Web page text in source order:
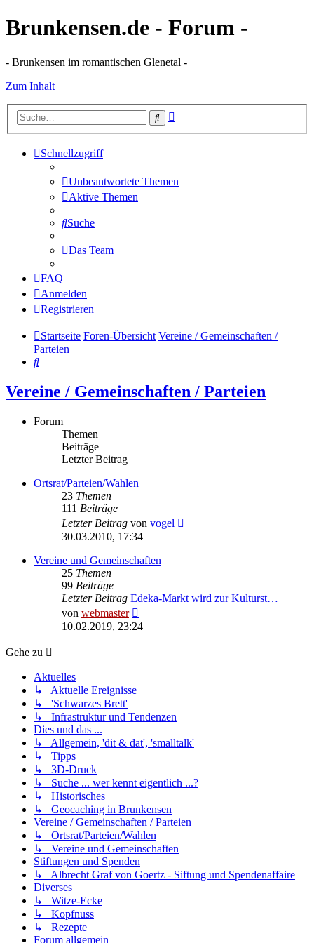
Brunkensen.de - Forum -
- Brunkensen im romantischen Glenetal -
Zum Inhalt
Suche
Schnellzugriff
Unbeantwortete Themen
Aktive Themen
Suche
Das Team
FAQ
Anmelden
Registrieren
Startseite Foren-Übersicht Vereine / Gemeinschaften /
Parteien
Suche
Vereine / Gemeinschaften / Parteien
Forum
Themen
Beiträge
Letzter Beitrag
Ortsrat/Parteien/Wahlen
23 Themen
111 Beiträge
Letzter Beitrag von vogel
30.03.2010, 17:34
Vereine und Gemeinschaften
25 Themen
99 Beiträge
Letzter Beitrag Edeka-Markt wird zur Kulturst…
von webmaster
Beitrag
10.02.2019, 23:24
Gehe zu
Aktuelles
↳ Aktuelle Ereignisse
↳ 'Schwarzes Brett'
↳ Infrastruktur und Tendenzen
Dies und das ...
↳ Allgemein, 'dit & dat', 'smalltalk'
↳ Tipps
↳ 3D-Druck
↳ Suche ... wer kennt eigentlich ...?
↳ Historisches
↳ Geocaching in Brunkensen
Vereine / Gemeinschaften / Parteien
↳ Ortsrat/Parteien/Wahlen
↳ Vereine und Gemeinschaften
Stiftungen und Spenden
↳ Albrecht Graf von Goertz - Siftung und Spendenaffaire
Diverses
↳ Witze-Ecke
↳ Kopfnuss
↳ Rezepte
Forum allgemein